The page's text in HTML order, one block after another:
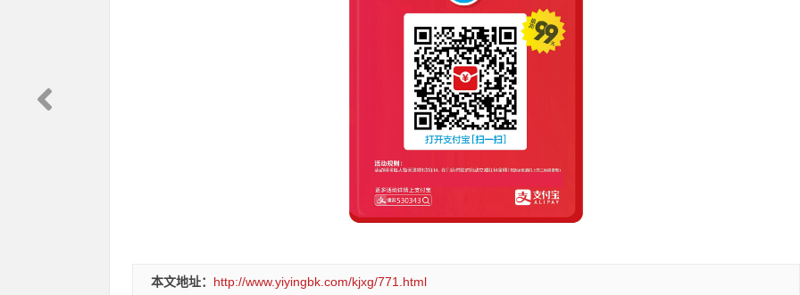
本文地址： http://www.yiyingbk.com/kjxg/771.html